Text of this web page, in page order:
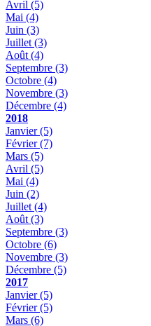
Avril (5)
Mai (4)
Juin (3)
Juillet (3)
Août (4)
Septembre (3)
Octobre (4)
Novembre (3)
Décembre (4)
2018
Janvier(5)
Février(7)
Mars (5)
Avril (5)
Mai (4)
Juin (2)
Juillet (4)
Août (3)
Septembre (3)
Octobre (6)
Novembre (3)
Décembre (5)
2017
Janvier(5)
Février(5)
Mars (6)